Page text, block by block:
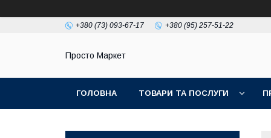
+380 (73) 093-67-17 +380 (95) 257-51-22
Просто Маркет
ГОЛОВНА ТОВАРИ ТА ПОСЛУГИ